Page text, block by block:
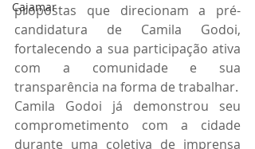
Cajamar
propostas que direcionam a pré-
candidatura de Camila Godoi,
fortalecendo a sua participação ativa
com a comunidade e sua
transparência na forma de trabalhar.
Camila Godoi já demonstrou seu
comprometimento com a cidade
durante uma coletiva de imprensa